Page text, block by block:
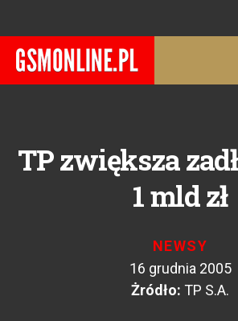
TP zwiększa
1 mld zł
NEWSY
16 grudnia 2005
Żródło: TP S.A.